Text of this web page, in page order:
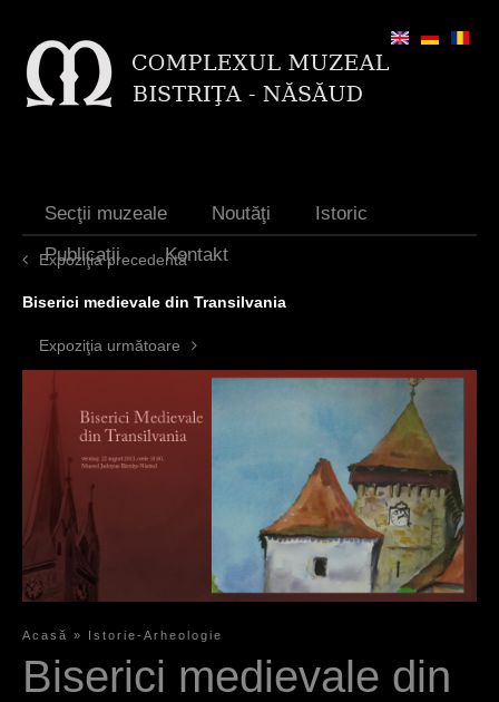
Secţii muzeale Noutăţi
Istoric
Publicaţii
Kontakt
Expoziţia precedentă
Biserici medievale din Transilvania
Expoziţia următoare
S
Acasă » Istorie-Arheologie
Biserici medievale din